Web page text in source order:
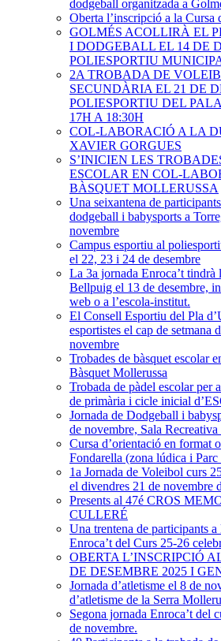
dodgeball organitzada a
Oberta l’inscripció a la Cursa
GOLMÉS ACOLLIRÀ EL
I DODGEBALL EL 14 DE
POLIESPORTIU
2A TROBADA DE
SECUNDÀRIA EL 21 DE
POLIESPORTIU DEL
17H A 18:30H
COL-LABORACIÓ A LA
XAVIER GORGUES
S’INICIEN LES
ESCOLAR EN COL-
BÀSQUET MOLLERUSSA
Una seixantena de
dodgeball i babysports a
novembre
Campus esportiu al
el 22, 23 i 24 de desembre
La 3a jornada Enroca’t
Bellpuig el 13 de desembre,
web o a l’escola-institut.
El Consell Esportiu del Pla
esportistes el cap de setmana
novembre
Trobades de bàsquet escolar
Bàsquet Mollerussa
Trobada de pàdel escolar per
de primària i cicle inicial
Jornada de Dodgeball i
de novembre, Sala
Cursa d’orientació en format
Fondarella (zona lúdica i Parc
1a Jornada de Voleibol curs
el divendres 21 de novembre
Presents al 47é CROS
CULLERÉ
Una trentena de participants a
Enroca’t del Curs 25-26
OBERTA L’INSCRIPCIÓ
DE DESEMBRE 2025 I
Jornada d’atletisme el 8 de
d’atletisme de la Serra
Segona jornada Enroca’t del
de novembre.